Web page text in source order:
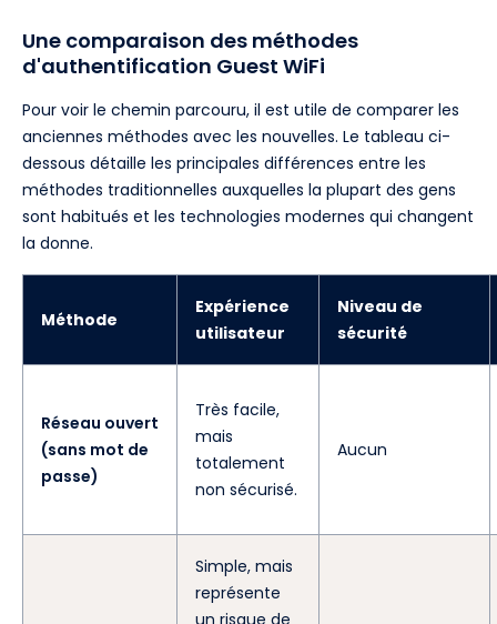
Une comparaison des méthodes
d'authentification Guest WiFi
Pour voir le chemin parcouru, il est utile de comparer les
anciennes méthodes avec les nouvelles. Le tableau ci-
dessous détaille les principales différences entre les
méthodes traditionnelles auxquelles la plupart des gens
sont habitués et les technologies modernes qui changent
la donne.
Méthode
Expérience
utilisateur
Niveau de
sécurité
Réseau ouvert
(sans mot de
passe)
Très facile,
mais
totalement
non sécurisé.
Aucun
Simple, mais
représente
un risque de